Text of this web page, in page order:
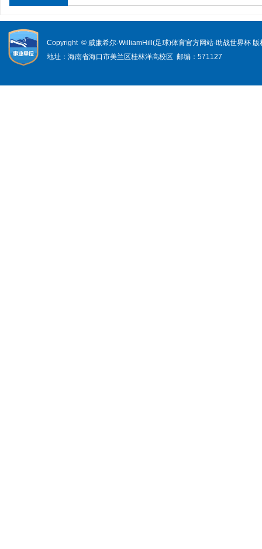
Copyright © 威廉希尔·WilliamHill(足球)体育官方网站-助战世界杯
地址：海南省海口市美兰区桂林洋高校区 邮编：571127